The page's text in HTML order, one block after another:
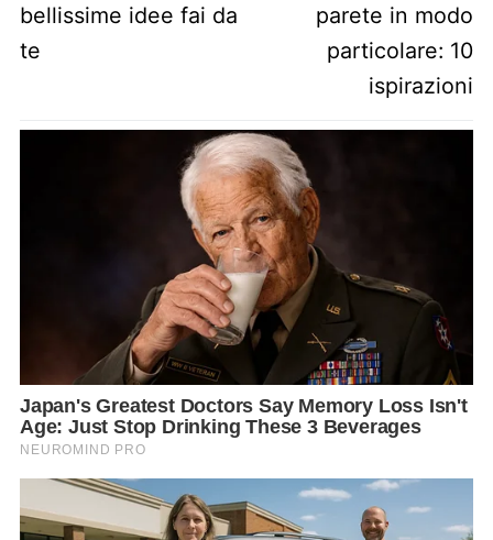
bellissime idee fai da
te
parete in modo
particolare: 10
ispirazioni